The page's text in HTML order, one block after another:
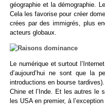
géographie et la démographie.
Cela les favorise pour créer
crées par des immigrés, plus
acteurs globaux.
Le numérique et surtout
d’aujourd’hui ne sont que la
introductions en bourse
Chine et l’Inde. Et les autres le
les USA en premier, à